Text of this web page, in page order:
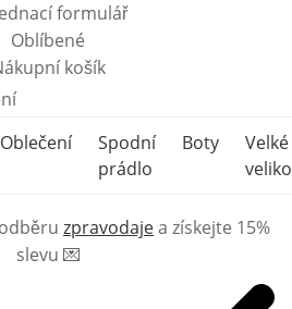
formulář
Oblíbené
košík
Oblečení
Spodní
prádlo
Boty
Velké
zpravodajea získejte 15%
slevu 💌